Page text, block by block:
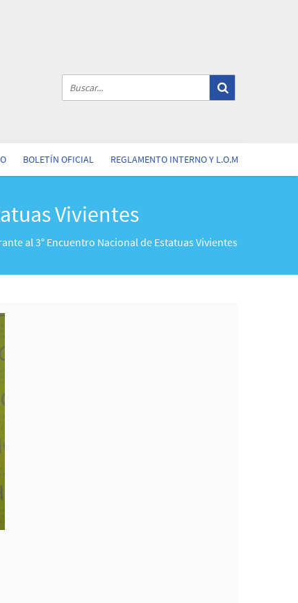
BOLETÍN OFICIAL REGLAMENTO INTERNO Y L.O.M
Vivientes
al 3° Encuentro Nacional de Estatuas Vivientes